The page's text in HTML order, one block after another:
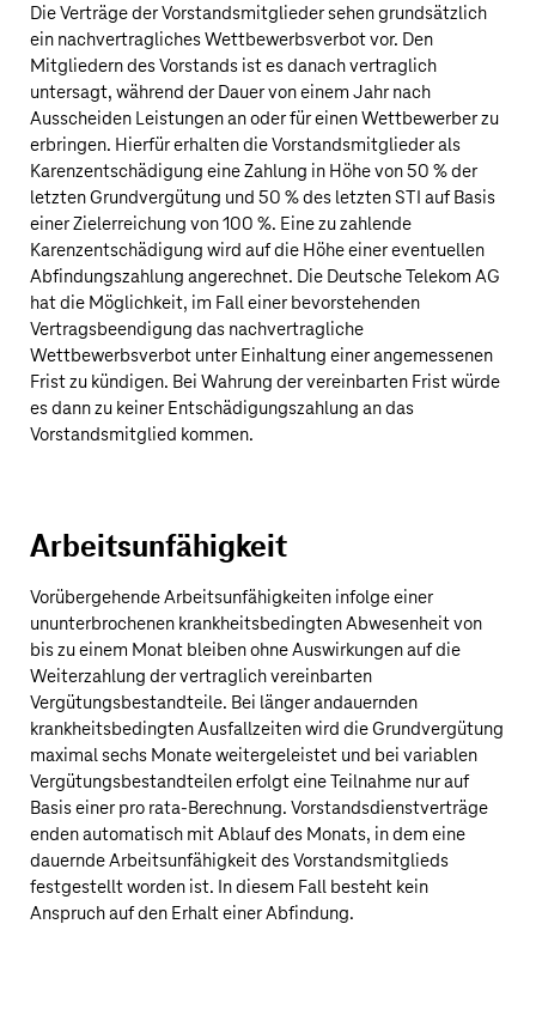
Die Verträge der Vorstandsmitglieder sehen grundsätzlich
ein nachvertragliches Wettbewerbsverbot vor. Den
Mitgliedern des Vorstands ist es danach vertraglich
untersagt, während der Dauer von einem Jahr nach
Ausscheiden Leistungen an oder für einen Wettbewerber zu
erbringen. Hierfür erhalten die Vorstandsmitglieder als
Karenzentschädigung eine Zahlung in Höhe von 50 % der
letzten Grundvergütung und 50 % des letzten STI auf Basis
einer Zielerreichung von 100 %. Eine zu zahlende
Karenzentschädigung wird auf die Höhe einer eventuellen
Abfindungszahlung angerechnet. Die Deutsche Telekom AG
hat die Möglichkeit, im Fall einer bevorstehenden
Vertragsbeendigung das nachvertragliche
Wettbewerbsverbot unter Einhaltung einer angemessenen
Frist zu kündigen. Bei Wahrung der vereinbarten Frist würde
es dann zu keiner Entschädigungszahlung an das
Vorstandsmitglied kommen.
Arbeitsunfähigkeit
Vorübergehende Arbeitsunfähigkeiten infolge einer
ununterbrochenen krankheitsbedingten Abwesenheit von
bis zu einem Monat bleiben ohne Auswirkungen auf die
Weiterzahlung der vertraglich vereinbarten
Vergütungsbestandteile. Bei länger andauernden
krankheitsbedingten Ausfallzeiten wird die Grundvergütung
maximal sechs Monate weitergeleistet und bei variablen
Vergütungsbestandteilen erfolgt eine Teilnahme nur auf
Basis einer pro rata-Berechnung. Vorstandsdienstverträge
enden automatisch mit Ablauf des Monats, in dem eine
dauernde Arbeitsunfähigkeit des Vorstandsmitglieds
festgestellt worden ist. In diesem Fall besteht kein
Anspruch auf den Erhalt einer Abfindung.